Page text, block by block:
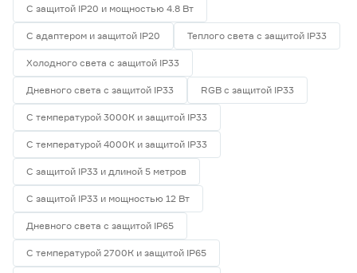
С защитой IP20 и мощностью 4.8 Вт
С адаптером и защитой IP20 Теплого света с защитой IP33
Холодного света с защитой IP33
Дневного света с защитой IP33 RGB с защитой IP33
С температурой 3000К и защитой IP33
С температурой 4000К и защитой IP33
С защитой IP33 и длиной 5 метров
С защитой IP33 и мощностью 12 Вт
Дневного света с защитой IP65
С температурой 2700К и защитой IP65